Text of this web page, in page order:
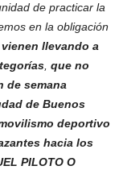
de practicar la
en la obligación
llevando a
que no
de semana
de Buenos
deportivo
hacia los
PILOTO O